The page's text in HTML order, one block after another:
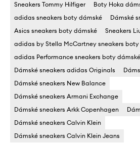
Sneakers Tommy Hilfiger
Boty Hoka
adidas sneakers boty dámské
Dámské
Asics sneakers boty dámské
Sneakers
adidas by Stella McCartney sneakers
adidas Performance sneakers boty dámské
Dámské sneakers adidas Originals
Dámské sneakers New Balance
Dámské sneakers Armani Exchange
Dámské sneakers Arkk Copenhagen
Dámské sneakers Calvin Klein
Dámské sneakers Calvin Klein Jeans